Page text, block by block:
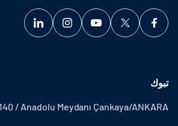
تبوك
/ Anadolu Meydanı Çankaya/ANKARA